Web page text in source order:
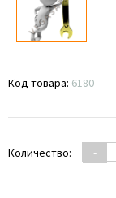
Код товара: 6180
Количество: -